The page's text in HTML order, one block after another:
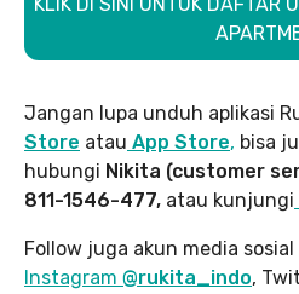
Jangan lupa unduh aplikasi
Store atau App Store, bisa
hubungi Nikita (customer
811-1546-477, atau kunjungi
Follow juga akun media
Instagram @rukita_indo,